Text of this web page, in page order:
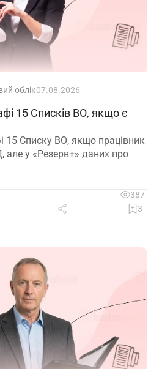
облік07.08.2026
15 Списків ВО, якщо є
15 Списку ВО, якщо працівник
але у «Резерв+» даних про
387
3